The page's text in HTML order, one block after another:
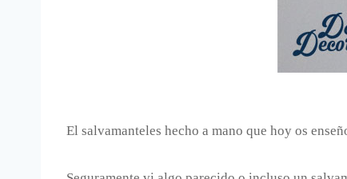
El salvamanteles hecho a mano que hoy os